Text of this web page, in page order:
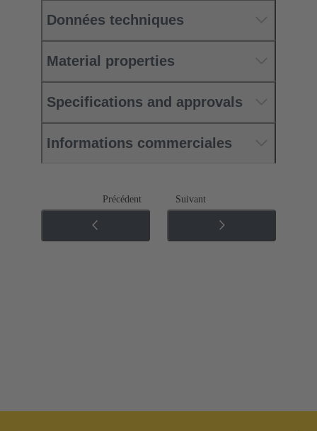
Données techniques
Material properties
Specifications and approvals
Informations commerciales
Précédent Suivant